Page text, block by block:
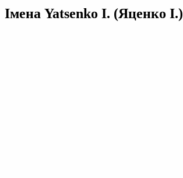
Імена Yatsenko I. (Яценко І.)